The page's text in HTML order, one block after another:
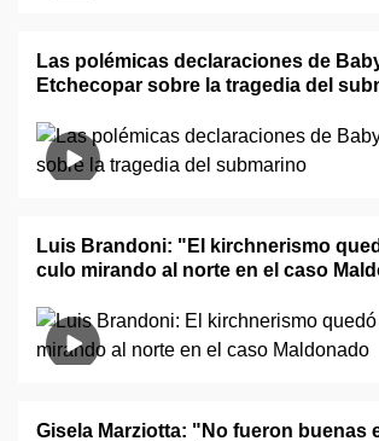
Las polémicas declaraciones de
Etchecopar sobre la tragedia del
Luis Brandoni: "El kirchnerismo
culo mirando al norte en el caso
Gisela Marziotta: "No fueron buenas